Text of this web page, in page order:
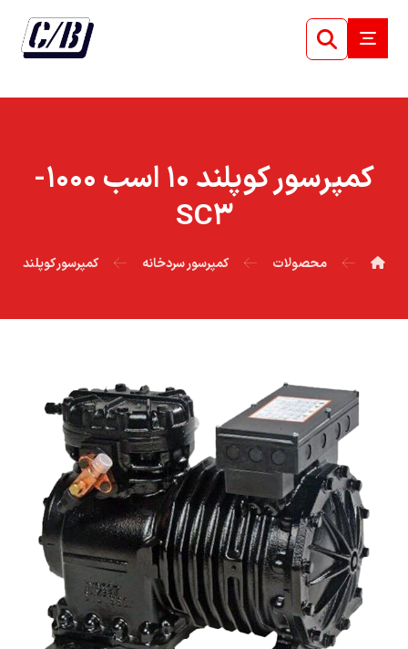
کمپرسور کوپلند ۱۰ اسب ۱۰۰۰-
SC۳
محصولات کمپرسور سردخانه کمپرسور کوپلند